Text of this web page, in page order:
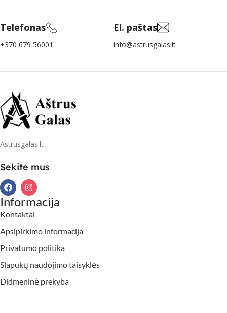
Telefonas
+370 679 56001
El. paštas
info@astrusgalas.lt
Astrusgalas.lt
Sekite mus
Informacija
Kontaktai
Apsipirkimo informacija
Privatumo politika
Slapukų naudojimo taisyklės
Didmeninė prekyba